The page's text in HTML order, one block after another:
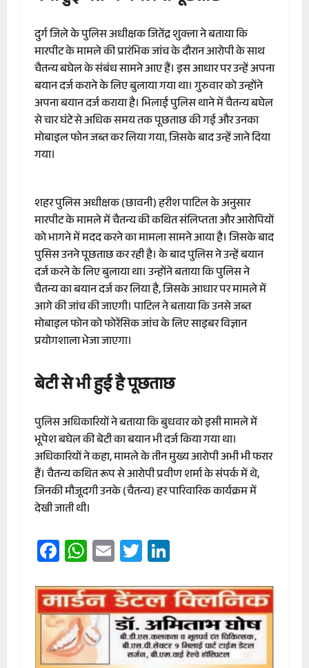
दुर्ग जिले के पुलिस अधीक्षक जितेंद्र शुक्ला ने बताया कि
मारपीट के मामले की प्रारंभिक जांच के दौरान आरोपी के साथ
चैतन्य बघेल के संबंध सामने आए हैं। इस आधार पर उन्हें अपना
बयान दर्ज कराने के लिए बुलाया गया था। गुरुवार को उन्होंने
अपना बयान दर्ज कराया है। भिलाई पुलिस थाने में चैतन्य बघेल
से चार घंटे से अधिक समय तक पूछताछ की गई और उनका
मोबाइल फोन जब्त कर लिया गया, जिसके बाद उन्हें जाने दिया
गया।
शहर पुलिस अधीक्षक (छावनी) हरीश पाटिल के अनुसार
मारपीट के मामले में चैतन्य की कथित संलिप्तता और आरोपियों
को भागने में मदद करने का मामला सामने आया है। जिसके बाद
पुसिस उनने पूछताछ कर रही है। के बाद पुलिस ने उन्हें बयान
दर्ज करने के लिए बुलाया था। उन्होंने बताया कि पुलिस ने
चैतन्य का बयान दर्ज कर लिया है, जिसके आधार पर मामले में
आगे की जांच की जाएगी। पाटिल ने बताया कि उनसे जब्त
मोबाइल फोन को फोरेंसिक जांच के लिए साइबर विज्ञान
प्रयोगशाला भेजा जाएगा।
बेटी से भी हुई है पूछताछ
पुलिस अधिकारियों ने बताया कि बुधवार को इसी मामले में
भूपेश बघेल की बेटी का बयान भी दर्ज किया गया था।
अधिकारियों ने कहा, मामले के तीन मुख्य आरोपी अभी भी फरार
हैं। चैतन्य कथित रूप से आरोपी प्रवीण शर्मा के संपर्क में थे,
जिनकी मौजूदगी उनके (चैतन्य) हर पारिवारिक कार्यक्रम में
देखी जाती थी।
Facebook
WhatsApp
EmailTwitter